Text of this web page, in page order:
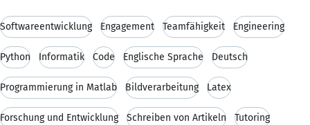
Softwareentwicklung Engagement Teamfähigkeit Engineering
Python Informatik Code Englische Sprache Deutsch
Programmierung in Matlab Bildverarbeitung Latex
Forschung und Entwicklung Schreiben von Artikeln Tutoring